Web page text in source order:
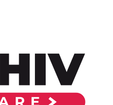
Heb ik een hiv-
Wat zijn
aandoeningen?